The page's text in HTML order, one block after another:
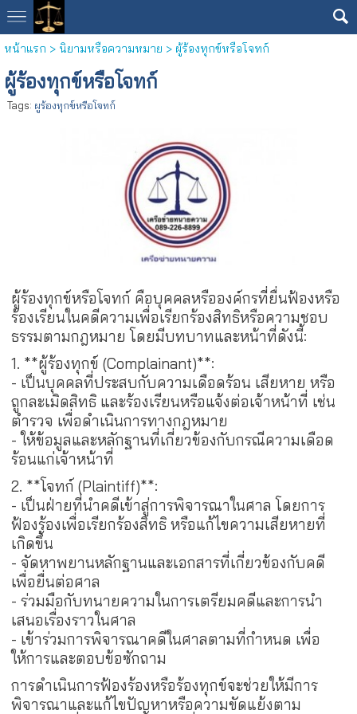
หน้าแรก > นิยามหรือความหมาย > ผู้ร้องทุกข์หรือโจทก์
ผู้ร้องทุกข์หรือโจทก์
Tags: ผูร้องทุกข์หรือโจทก์
ผู้ร้องทุกข์หรือโจทก์ คือบุคคลหรือองค์กรที่ยื่นฟ้องหรือ
ร้องเรียนในคดีความเพื่อเรียกร้องสิทธิหรือความชอบ
ธรรมตามกฎหมาย โดยมีบทบาทและหน้าที่ดังนี้:
1. **ผู้ร้องทุกข์ (Complainant)**:
- เป็นบุคคลที่ประสบกับความเดือดร้อน เสียหาย หรือ
ถูกละเมิดสิทธิ และร้องเรียนหรือแจ้งต่อเจ้าหน้าที่ เช่น
ตำรวจ เพื่อดำเนินการทางกฎหมาย
- ให้ข้อมูลและหลักฐานที่เกี่ยวข้องกับกรณีความเดือด
ร้อนแก่เจ้าหน้าที่
2. **โจทก์ (Plaintiff)**:
- เป็นฝ่ายที่นำคดีเข้าสู่การพิจารณาในศาล โดยการ
ฟ้องร้องเพื่อเรียกร้องสิทธิ หรือแก้ไขความเสียหายที่
เกิดขึ้น
- จัดหาพยานหลักฐานและเอกสารที่เกี่ยวข้องกับคดี
เพื่อยื่นต่อศาล
- ร่วมมือกับทนายความในการเตรียมคดีและการนำ
เสนอเรื่องราวในศาล
- เข้าร่วมการพิจารณาคดีในศาลตามที่กำหนด เพื่อ
ให้การและตอบข้อซักถาม
การดำเนินการฟ้องร้องหรือร้องทุกข์จะช่วยให้มีการ
พิจารณาและแก้ไขปัญหาหรือความขัดแย้งตาม